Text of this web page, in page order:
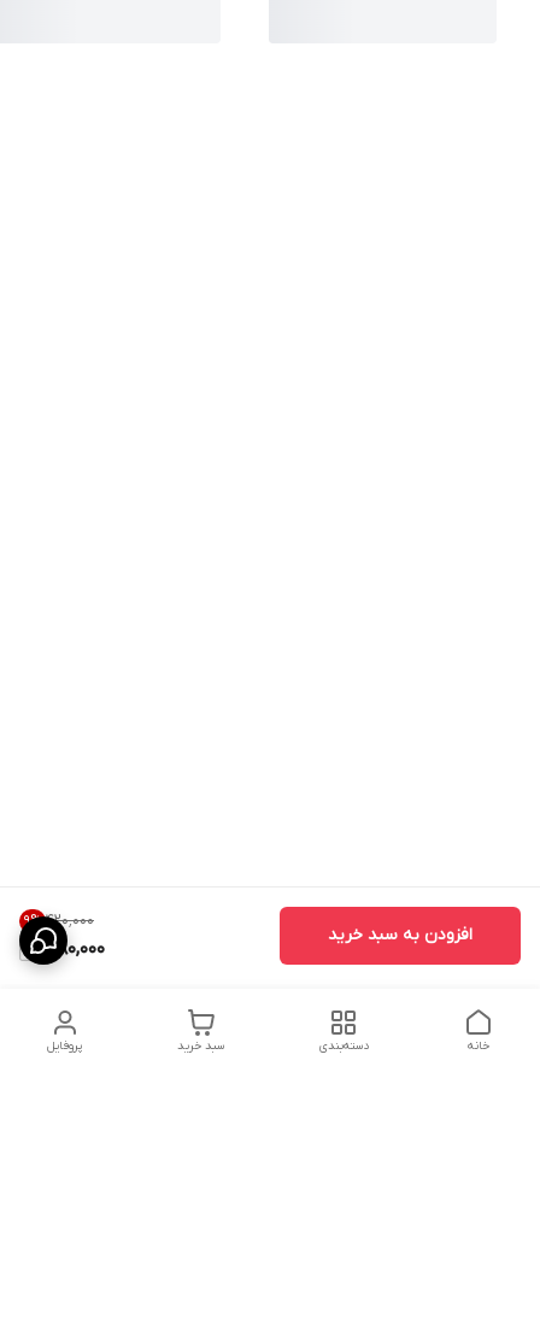
۴۲۰٬۰۰۰ 9%
380,000
افزودن به سبد خرید
پروفایل سبد خرید دسته‌بندی خانه